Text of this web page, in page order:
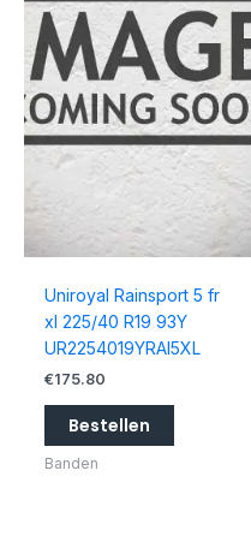
Uniroyal Rainsport 5 fr
xl 225/40 R19 93Y
UR2254019YRAI5XL
€175.80
Bestellen
Banden